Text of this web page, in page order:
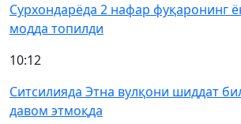
Сурхондарёда 2 нафар фуқаронинг
модда топилди
10:12
Ситсилияда Этна вулқони шиддат
давом этмоқда